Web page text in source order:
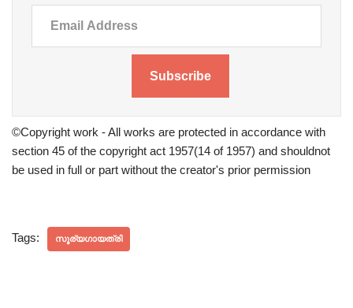
Subscribe
©Copyright work - All works are protected in accordance with
section 45 of the copyright act 1957(14 of 1957) and shouldnot
be used in full or part without the creator's prior permission
Tags: സൂര്യഗായത്രി